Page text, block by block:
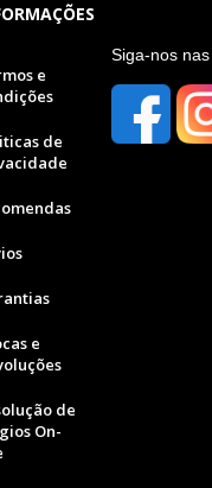
e
de
e
de
On-
Siga-nos